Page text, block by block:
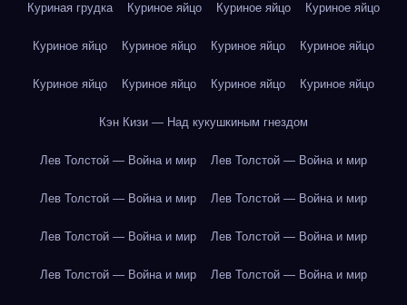
Куриная грудка Куриное яйцо Куриное яйцо Куриное яйцо
Куриное яйцо Куриное яйцо Куриное яйцо Куриное яйцо
Куриное яйцо Куриное яйцо Куриное яйцо Куриное яйцо
Кэн Кизи — Над кукушкиным гнездом
Лев Толстой — Война и мир Лев Толстой — Война и мир
Лев Толстой — Война и мир Лев Толстой — Война и мир
Лев Толстой — Война и мир Лев Толстой — Война и мир
Лев Толстой — Война и мир Лев Толстой — Война и мир